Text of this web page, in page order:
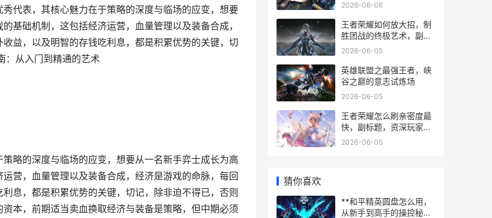
代表，其核心魅力在于策略的深度与临场的应变，想要
基础机制，这包括经济运营，血量管理以及装备合成，
益，以及明智的存钱吃利息，都是积累优势的关键，切
：从入门到精通的艺术
略的深度与临场的应变，想要从一名新手弈士成长为高
营，血量管理以及装备合成，经济是游戏的命脉，每回
息，都是积累优势的关键，切记，除非迫不得已，否则
本，前期适当卖血换取经济与装备是策略，但中期必须
2026-06-06
王者荣耀如何放大招，制
胜团战的终极艺术，副标
题，从新手到高手的技能
2026-06-05
英雄联盟之最强王者，峡
谷之巅的意志试炼场
2026-06-05
王者荣耀怎么刷亲密度最
快，副标题，资深玩家亲
测高效攻略指南
2026-06-05
猜你喜欢
**和平精英圆盘怎么用，
从新手到高手的操控秘